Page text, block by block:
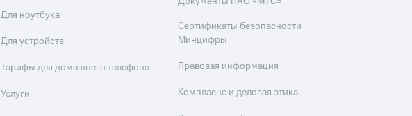
Для ноутбука
Для устройств
Тарифы для домашнего телефона
Услуги
Сертификаты безопасности
Минцифры
Правовая информация
Комплаенс и деловая этика